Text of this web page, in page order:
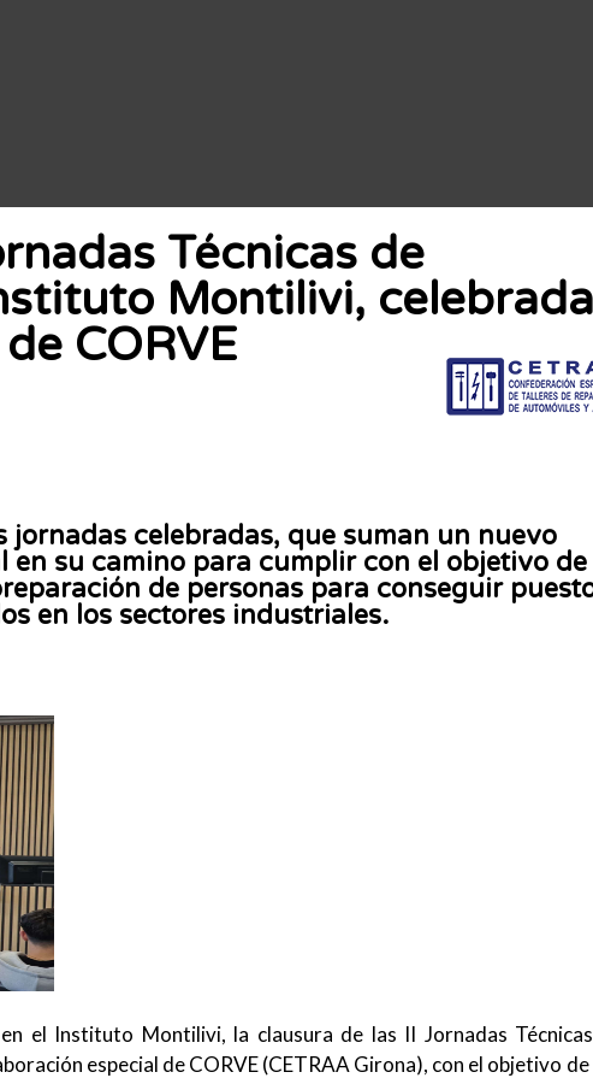
Técnicas de
Montilivi,
CORVE
jornadas celebradas, que suman un nuevo
su camino para cumplir con el objetivo de
de personas para conseguir
en los sectores industriales.
el Instituto Montilivi, la clausura de las II Jornadas
especial de CORVE (CETRAA Girona), con el objetivo